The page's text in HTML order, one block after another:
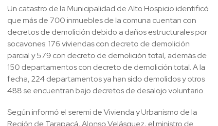
Un catastro de la Municipalidad de Alto Hospicio identificó
que más de 700 inmuebles de la comuna cuentan con
decretos de demolición debido a daños estructurales por
socavones: 176 viviendas con decreto de demolición
parcial y 579 con decreto de demolición total, además de
150 departamentos con decreto de demolición total. A la
fecha, 224 departamentos ya han sido demolidos y otros
488 se encuentran bajo decretos de desalojo voluntario.
Según informó el seremi de Vivienda y Urbanismo de la
Región de Tarapacá, Alonso Velásquez, el ministro de